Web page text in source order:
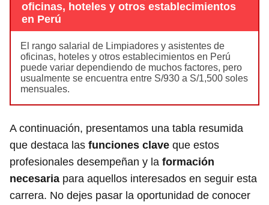
oficinas, hoteles y otros establecimientos
en Perú
El rango salarial de Limpiadores y asistentes de
oficinas, hoteles y otros establecimientos en Perú
puede variar dependiendo de muchos factores, pero
usualmente se encuentra entre S/930 a S/1,500 soles
mensuales.
A continuación, presentamos una tabla resumida
que destaca las funciones clave que estos
profesionales desempeñan y la formación
necesaria para aquellos interesados en seguir esta
carrera. No dejes pasar la oportunidad de conocer